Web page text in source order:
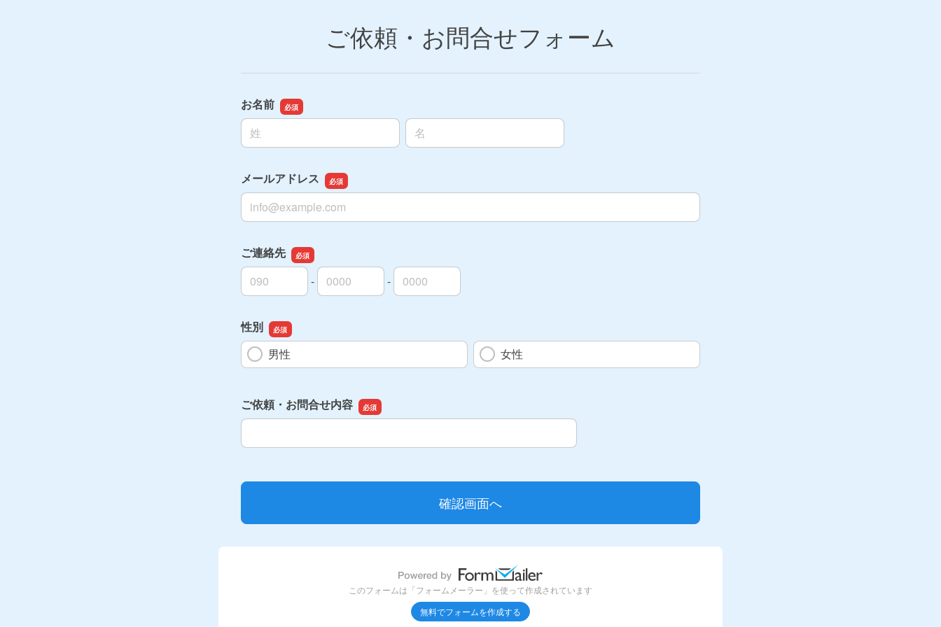
ご依頼・お問合せフォーム
お名前
名前の姓
名前の名
メールアドレス
メールアドレス
ご連絡先
ご連絡先の市外局番
-
ご連絡先の市内局番 -
ご連絡先の加入者番号
性別
男性
女性
ご依頼・お問合せ内容
ご依頼・お問合せ内容
このフォームは「フォームメーラー」を使って作成されています
無料でフォームを作成する